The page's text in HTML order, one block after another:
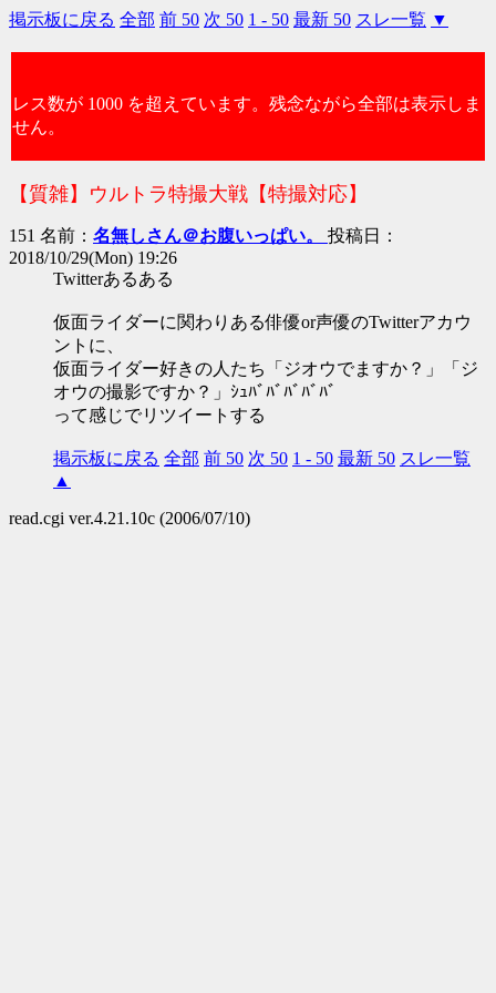
掲示板に戻る 全部 前 50 次 50 1 - 50 最新 50 スレ一覧 ▼
レス数が 1000 を超えています。残念ながら全部は表示しま
せん。
【質雑】ウルトラ特撮大戦【特撮対応】
151 名前： 名無しさん＠お腹いっぱい。 投稿日：
2018/10/29(Mon) 19:26
Twitterあるある
仮面ライダーに関わりある俳優or声優のTwitterアカウ
ントに、
仮面ライダー好きの人たち「ジオウでますか？」「ジ
オウの撮影ですか？」ｼｭﾊﾞﾊﾞﾊﾞﾊﾞﾊﾞ
って感じでリツイートする
掲示板に戻る 全部 前 50 次 50 1 - 50 最新 50 スレ一覧
▲
read.cgi ver.4.21.10c (2006/07/10)